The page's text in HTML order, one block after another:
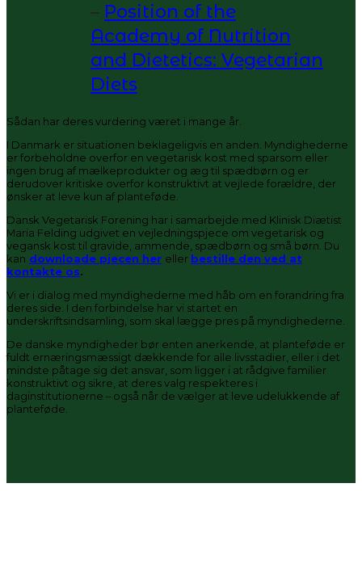
– Position of the
Academy of Nutrition
and Dietetics: Vegetarian
Diets
Sådan har deres vurdering været i mange år.
I Danmark er situationen beklageligvis en anden. Myndighederne
er forbeholdne overfor en vegetarisk kost med sparsom eller
ingen brug af mælkeprodukter og æg til spædbørn og er
derudover kritiske overfor konstruktivt at vejlede forældre, der
ønsker at leve kun af planteføde.
Dansk Vegetarisk Forening har i samarbejde med Klinisk Diætist
Maria Felding udgivet en vejledningspjece om vegetarisk og
vegansk kost til gravide, ammende, spædbørn og små børn. Du
kan downloade pjecen her eller bestille den ved at
kontakte os.
Vi er i dialog med myndighederne med håb om en forandring fra
deres side. I den forbindelse har vi startet en
underskriftsindsamling, som skal lægge pres på myndighederne.
De danske myndigheder bør enten anerkende, at planteføde er
fuldt ernæringsmæssigt dækkende for alle livsstadier, eller i det
mindste påtage sig det ansvar, som ligger i at rådgive familier
konstruktivt og sikre, at deres valg respekteres i
daginstitutionerne – også når de vælger at leve udelukkende af
planteføde.